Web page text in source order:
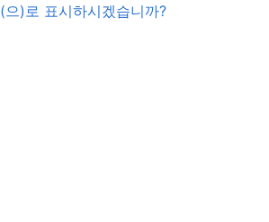
(으)로 표시하시겠습니까?